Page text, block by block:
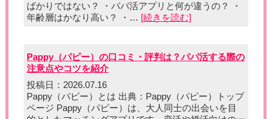
ばかりではない？ ・パパ活アプリと何が違うの？ ・
年齢層はかなり高い？ ・… [続きを読む]
Pappy（パピー）の口コミ・評判は？パパ活する際の
注意点やコツを紹介
投稿日：2026.07.16
Pappy（パピー）とは 出典：Pappy（パピー）トップ
ページ Pappy（パピー）は、大人同士の出会いを目